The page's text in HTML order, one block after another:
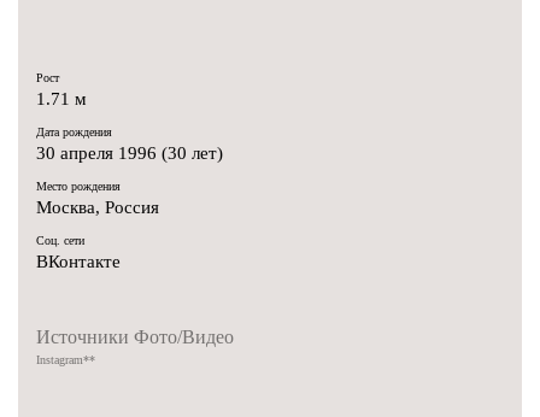
Рост
1.71 м
Дата рождения
30 апреля 1996 (30 лет)
Место рождения
Москва, Россия
Соц. сети
ВКонтакте
Источники Фото/Видео
Instagram**